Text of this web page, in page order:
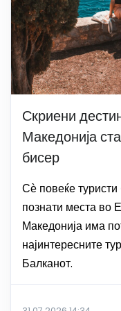
Скриени
Македонија
бисер
Сѐ повеќе
познати места во
Македонија има
најинтересните
Балканот.